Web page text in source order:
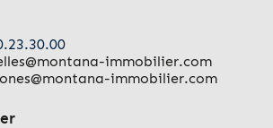
immobilier.com
immobilier.com